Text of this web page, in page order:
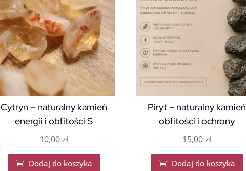
Cytryn – naturalny kamień
energii i obfitości S
10,00zł
 Dodaj do koszyka
Piryt – naturalny kamień
obfitości i ochrony
15,00zł
 Dodaj do koszyka